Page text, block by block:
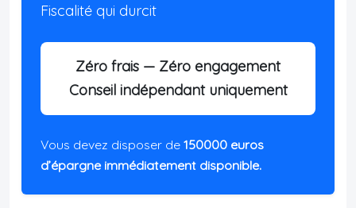
Fiscalité qui durcit
Zéro frais — Zéro engagement
Conseil indépendant uniquement
Vous devez disposer de 150000 euros
d’épargne immédiatement disponible.